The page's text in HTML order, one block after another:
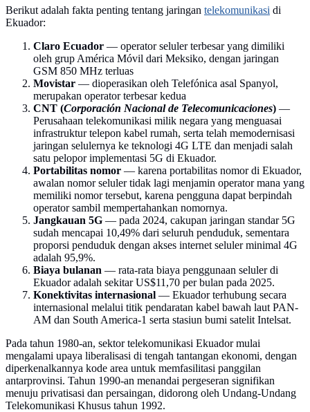
Berikut adalah fakta penting tentang jaringan telekomunikasi di
Ekuador:
Claro Ecuador — operator seluler terbesar yang dimiliki
oleh grup América Móvil dari Meksiko, dengan jaringan
GSM 850 MHz terluas
Movistar — dioperasikan oleh Telefónica asal Spanyol,
merupakan operator terbesar kedua
CNT (Corporación Nacional de Telecomunicaciones) —
Perusahaan telekomunikasi milik negara yang menguasai
infrastruktur telepon kabel rumah, serta telah memodernisasi
jaringan selulernya ke teknologi 4G LTE dan menjadi salah
satu pelopor implementasi 5G di Ekuador.
Portabilitas nomor — karena portabilitas nomor di Ekuador,
awalan nomor seluler tidak lagi menjamin operator mana yang
memiliki nomor tersebut, karena pengguna dapat berpindah
operator sambil mempertahankan nomornya.
Jangkauan 5G — pada 2024, cakupan jaringan standar 5G
sudah mencapai 10,49% dari seluruh penduduk, sementara
proporsi penduduk dengan akses internet seluler minimal 4G
adalah 95,9%.
Biaya bulanan — rata-rata biaya penggunaan seluler di
Ekuador adalah sekitar US$11,70 per bulan pada 2025.
Konektivitas internasional — Ekuador terhubung secara
internasional melalui titik pendaratan kabel bawah laut PAN-
AM dan South America-1 serta stasiun bumi satelit Intelsat.
Pada tahun 1980-an, sektor telekomunikasi Ekuador mulai
mengalami upaya liberalisasi di tengah tantangan ekonomi, dengan
diperkenalkannya kode area untuk memfasilitasi panggilan
antarprovinsi. Tahun 1990-an menandai pergeseran signifikan
menuju privatisasi dan persaingan, didorong oleh Undang-Undang
Telekomunikasi Khusus tahun 1992.